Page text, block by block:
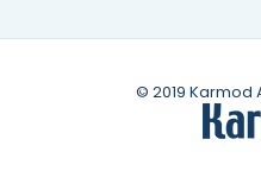
© 2019 Karmod